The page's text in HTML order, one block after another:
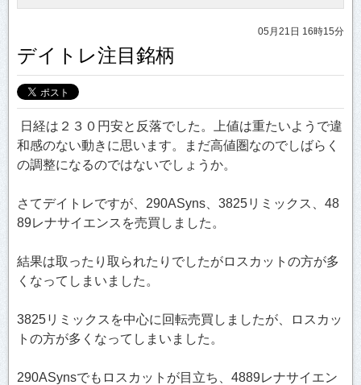
05月21日 16時15分
デイトレ注目銘柄
日経は２３０円安と反落でした。上値は重たいようで違
和感のない動きに思います。まだ高値圏なのでしばらく
の調整になるのではないでしょうか。
さてデイトレですが、290ASyns、3825リミックス、48
89レナサイエンスを売買しました。
結果は取ったり取られたりでしたがロスカットの方が多
くなってしまいました。
3825リミックスを中心に回転売買しましたが、ロスカッ
トの方が多くなってしまいました。
290ASynsでもロスカットが目立ち、4889レナサイエン